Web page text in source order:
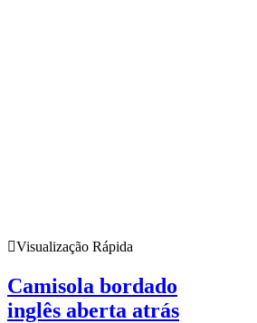
Visualização Rápida
Camisola bordado
inglês aberta atrás